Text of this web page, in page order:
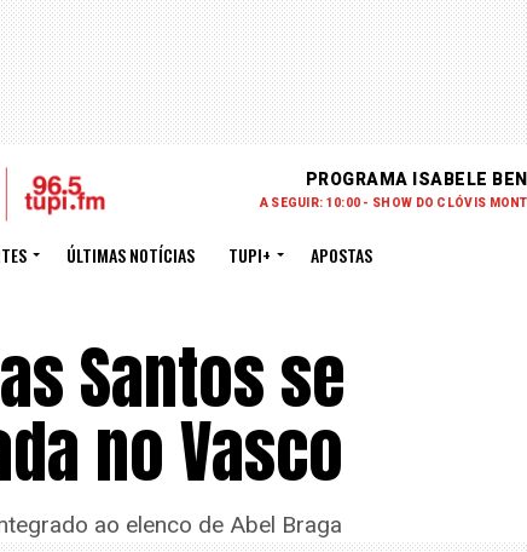
PROGRAMA ISABELE
A SEGUIR: 10:00 - SHOW DO CLÓVIS
ÚLTIMAS NOTÍCIAS TUPI+ APOSTAS
Santos se
no Vasco
ao elenco de Abel Braga